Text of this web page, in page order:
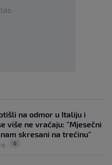
na odmor u Italiju i
više ne vraćaju: "Mjesečni
skresani na trećinu"
0